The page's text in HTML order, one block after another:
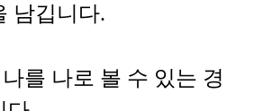
남깁니다.
를 나로 볼 수 있는 경